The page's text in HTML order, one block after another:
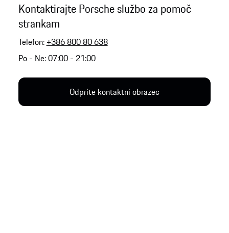
Kontaktirajte Porsche službo za pomoč
strankam
Telefon: +386 800 80 638
Po - Ne: 07:00 - 21:00
Odprite kontaktni obrazec